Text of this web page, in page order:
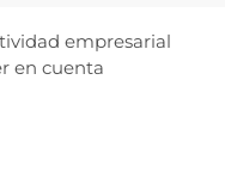
empresarial
en cuenta